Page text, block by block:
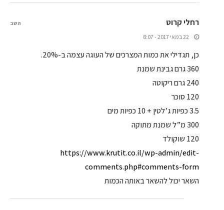
רחלי קרוט
22 במאי 2017 - 8:07
כן, תגדילי את כמות המצרכים של העוגה עצמה ב-20%.
360 גרם גבינת שמנת
240 גרם ריקוטה
120 סוכר
3.5 כפיות ג’לטין + 10 כפיות מים
300 מ”ל שמנת מתוקה
120 שוקולד
https://www.krutit.co.il/wp-admin/edit-
comments.php#comments-form
השאר יכול להשאר באותה הכמות
השב